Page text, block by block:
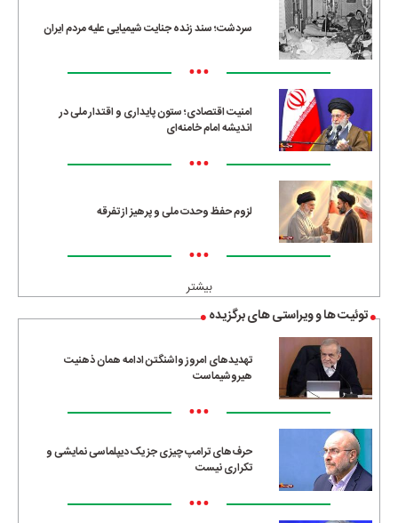
سردشت؛ سند زنده جنایت شیمیایی علیه مردم ایران
•••
امنیت اقتصادی؛ ستون پایداری و اقتدار ملی در
اندیشه امام خامنه‌ای
•••
لزوم حفظ وحدت ملی و پرهیز از تفرقه
•••
بیشتر
توئیت ها و ویراستی های برگزیده
تهدیدهای امروز واشنگتن ادامه همان ذهنیت
هیروشیماست
•••
حرف‌های ترامپ چیزی جز یک دیپلماسی نمایشی و
تکراری نیست
•••